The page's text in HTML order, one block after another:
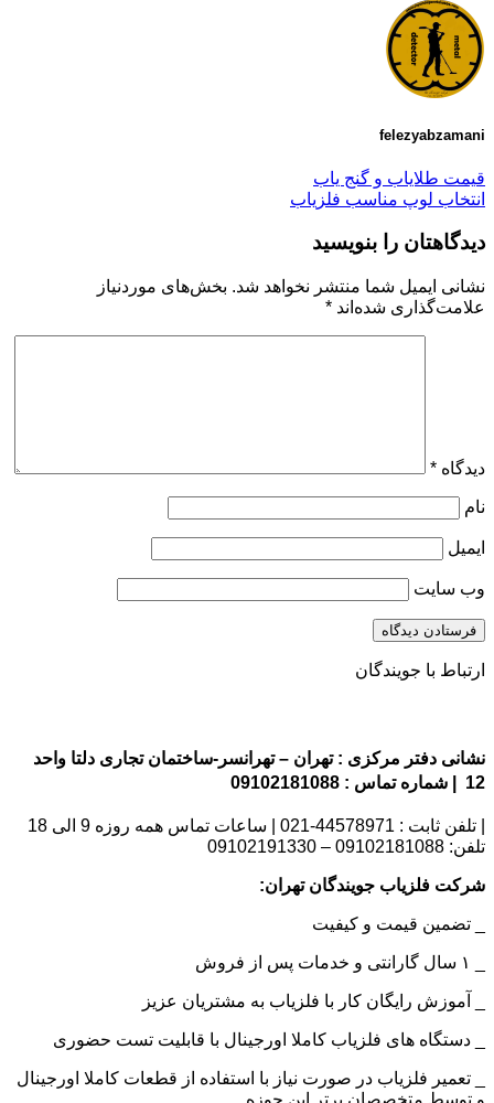
felezyabzamani
قیمت طلایاب و گنج یاب
انتخاب لوپ مناسب فلزیاب
دیدگاهتان را بنویسید
نشانی ایمیل شما منتشر نخواهد شد. بخش‌های موردنیاز
علامت‌گذاری شده‌اند *
دیدگاه *
نام
ایمیل
وب‌ سایت
ارتباط با جویندگان
نشانی دفتر مرکزی : تهران – تهرانسر-ساختمان تجاری دلتا واحد
12 | شماره تماس : 09102181088
| تلفن ثابت : 44578971-021 | ساعات تماس همه روزه 9 الی 18
تلفن: 09102181088 – 09102191330
شرکت فلزیاب جویندگان تهران:
_ تضمین قیمت و کیفیت
_ آموزش رایگان کار با فلزیاب به مشتریان عزیز
_ دستگاه های فلزیاب کاملا اورجینال با قابلیت تست حضوری
_ تعمیر فلزیاب در صورت نیاز با استفاده از قطعات کاملا اورجینال
و توسط متخصصان برتر این حوزه